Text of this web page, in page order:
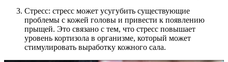
Стресс: стресс может усугубить существующие
проблемы с кожей головы и привести к появлению
прыщей. Это связано с тем, что стресс повышает
уровень кортизола в организме, который может
стимулировать выработку кожного сала.